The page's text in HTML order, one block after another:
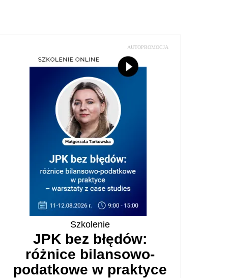
AUTOPROMOCJA
Szkolenie
JPK bez błędów:
różnice bilansowo-
podatkowe w praktyce